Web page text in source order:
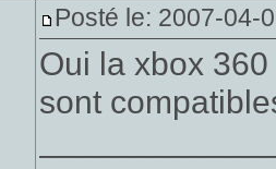
Posté le: 2007-04-
Oui la xbox
sont